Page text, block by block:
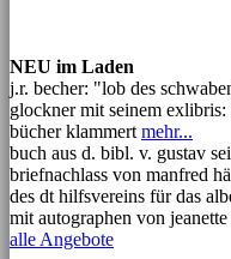
NEU im Laden
j.r. becher: "lob des
glockner mit seinem
bücher klammert mehr...
buch aus d. bibl. v. gustav
briefnachlass von manfred
des dt hilfsvereins für das
mit autographen von
alle Angebote